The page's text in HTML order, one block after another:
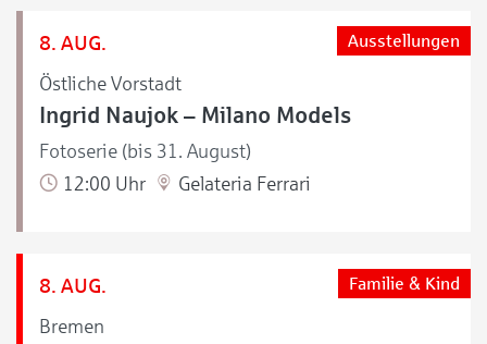
8. AUG.
Östliche Vorstadt
Ausstellungen
Ingrid Naujok – Milano Models
Fotoserie (bis 31. August)
12:00 Uhr
Gelateria Ferrari
8. AUG.
Bremen
Familie & Kind